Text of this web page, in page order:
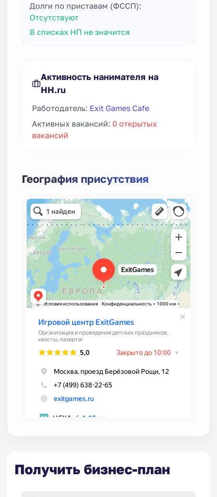
Долги по приставам (ФССП):
Отсутствуют
В списках НП не значится
Активность нанимателя на
HH.ru
Работодатель: Exit Games Cafe
Активных вакансий: 0 открытых
вакансий
География присутствия
Получить бизнес-план